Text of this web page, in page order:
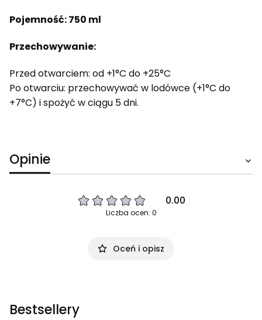
Pojemność:750 ml
Przechowywanie:
Przed otwarciem: od +1°C do +25°C
Po otwarciu: przechowywać w lodówce (+1°C do
+7°C) i spożyć w ciągu 5 dni.
Opinie
0.00
Liczba ocen: 0
Oceń i opisz
Bestsellery